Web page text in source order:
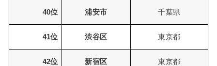
40位 浦安市 千葉県
41位 渋谷区 東京都
42位 新宿区 東京都